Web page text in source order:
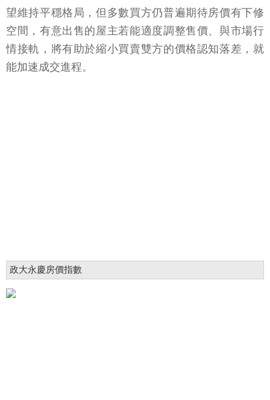
望維持平穩格局，但多數買方仍普遍期待房價有下修
空間，有意出售的屋主若能適度調整售價、與市場行
情接軌，將有助於縮小買賣雙方的價格認知落差，就
能加速成交進程。
政大永慶房價指數